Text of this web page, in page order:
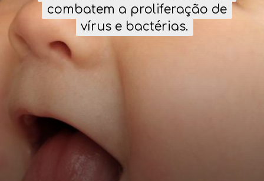
combatem a proliferação de
vírus e bactérias.
combatem a proliferação de
vírus e bactérias.